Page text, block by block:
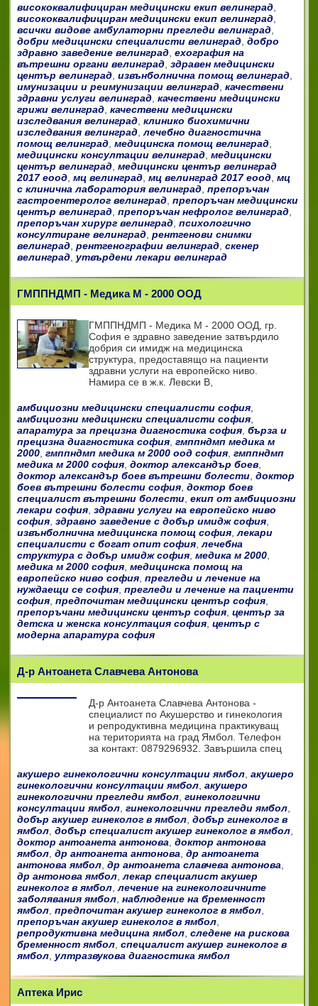
висококвалифициран медицински екип велинград,
висококвалифициран медицински екип велинград,
всички видове амбулаторни прегледи велинград,
добри медицински специалисти велинград, добро
здравно заведение велинград, ехография на
вътрешни органи велинград, здравен медицински
център велинград, извънболнична помощ велинград,
имунизации и реимунизации велинград, качествени
здравни услуги велинград, качествени медицински
грижи велинград, качествени медицински
изследвания велинград, клинико биохимични
изследвания велинград,лечебно диагностична
помощ велинград, медицинска помощ велинград,
медицински консултации велинград, медицински
център велинград, медицински център велинград
2017 еоод, мц велинград, мц велинград 2017 еоод, мц
с клинична лаборатория велинград, препоръчан
гастроентеролог велинград, препоръчан медицински
център велинград, препоръчан нефролог велинград,
препоръчан хирург велинград, психологично
консултиране велинград, рентгенови снимки
велинград, рентгенографии велинград, скенер
велинград, утвърдени лекари велинград
ГМППНДМП - Медика М - 2000 ООД
ГМППНДМП - Медика М - 2000 ООД, гр.
София е здравно заведение затвърдило
добрия си имидж на медицинска
структура, предоставящо на пациенти
здравни услуги на европейско ниво.
Намира се в ж.к. Левски В,
амбициозни медицински специалисти софия,
амбициозни медицински специалисти софия,
апаратура за прецизна диагностика софия, бърза и
прецизна диагностика софия, гмппндмп медика м
2000, гмппндмп медика м 2000 оод софия, гмппндмп
медика м 2000 софия, доктор александър боев,
доктор александър боев вътрешни болести, доктор
боев вътрешни болести софия, доктор боев
специалист вътрешни болести, екип от амбициозни
лекари софия, здравни услуги на европейско ниво
софия, здравно заведение с добър имидж софия,
извънболнична медицинска помощ софия,лекари
специалисти с богат опит софия,лечебна
структура с добър имидж софия, медика м 2000,
медика м 2000 софия, медицинска помощ на
европейско ниво софия, прегледи и лечение на
нуждаещи се софия, прегледи и лечение на пациенти
софия, предпочитан медицински център софия,
препоръчани медицински център софия, център за
детска и женска консултация софия, център с
модерна апаратура софия
Д-р Антоанета Славчева Антонова
Д-р Антоанета Славчева Антонова -
специалист по Акушерство и гинекология
и репродуктивна медицина практикуващ
на територията на град Ямбол. Телефон
за контакт: 0879296932. Завършила спец
акушеро гинекологични консултации ямбол, акушеро
гинекологични консултации ямбол, акушеро
гинекологични прегледи ямбол, гинекологични
консултации ямбол, гинекологични прегледи ямбол,
добър акушер гинеколог в ямбол, добър гинеколог в
ямбол, добър специалист акушер гинеколог в ямбол,
доктор антоанета антонова доктор антонова
ямбол, др антоанета антонова др антоанета
антонова ямбол, др антоанета славчева антонова
др антонова ямбол,лекар специалист акушер
гинеколог в ямбол,лечение на гинекологичните
заболявания ямбол, наблюдение на бременност
ямбол, предпочитан акушер гинеколог в ямбол,
препоръчан акушер гинеколог в ямбол,
репродуктивна медицина ямбол, следене на рискова
бременност ямбол, специалист акушер гинеколог в
ямбол, ултразвукова диагностика ямбол
Аптека Ирис